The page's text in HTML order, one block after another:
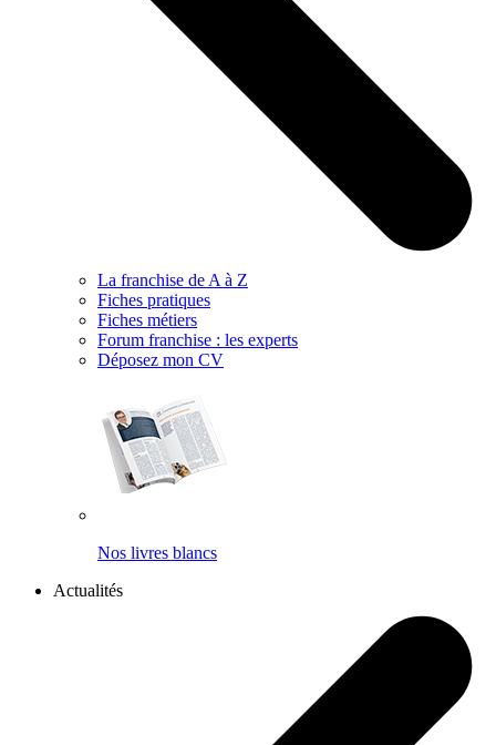
La franchise de A à Z
Fiches pratiques
Fiches métiers
Forum franchise : les experts
Déposez mon CV
Nos livres blancs
Actualités